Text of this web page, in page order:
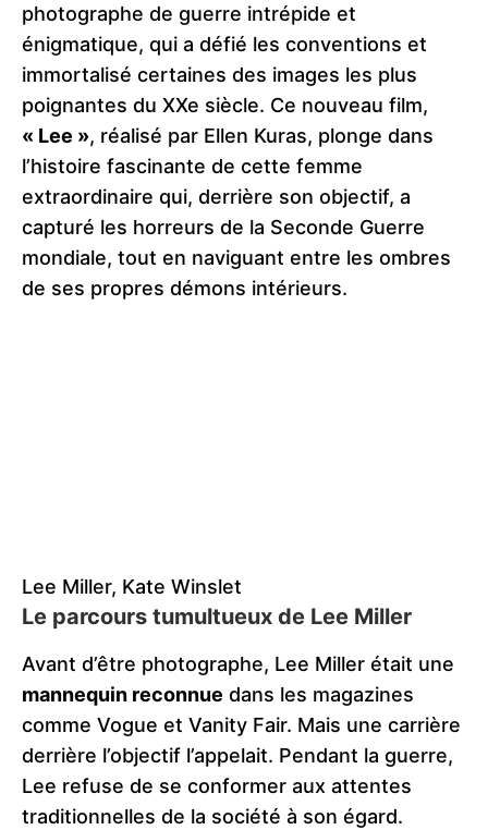
photographe de guerre intrépide et
énigmatique, qui a défié les conventions et
immortalisé certaines des images les plus
poignantes du XXe siècle. Ce nouveau film,
« Lee », réalisé par Ellen Kuras, plonge dans
l’histoire fascinante de cette femme
extraordinaire qui, derrière son objectif, a
capturé les horreurs de la Seconde Guerre
mondiale, tout en naviguant entre les ombres
de ses propres démons intérieurs.
Lee Miller, Kate Winslet
Le parcours tumultueux de Lee Miller
Avant d’être photographe, Lee Miller était une
mannequin reconnue dans les magazines
comme Vogue et Vanity Fair. Mais une carrière
derrière l’objectif l’appelait. Pendant la guerre,
Lee refuse de se conformer aux attentes
traditionnelles de la société à son égard.